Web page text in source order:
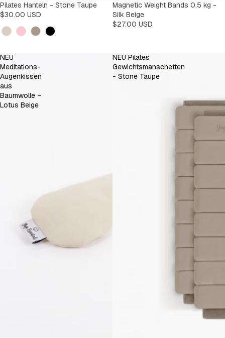
Pilates Hanteln - Stone Taupe
$30.00 USD
Kleur
Magnetic Weight Bands 0,5 kg -
Silk Beige
$27.00 USD
NEU
Meditations-
Augenkissen
aus
Baumwolle –
Lotus Beige
NEU Pilates
Gewichtsmanschetten
- Stone Taupe